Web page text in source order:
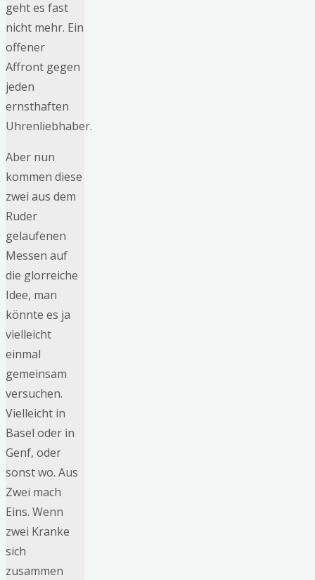
geht es fast
nicht mehr. Ein
offener
Affront gegen
jeden
ernsthaften
Uhrenliebhaber.
Aber nun
kommen diese
zwei aus dem
Ruder
gelaufenen
Messen auf
die glorreiche
Idee, man
könnte es ja
vielleicht
einmal
gemeinsam
versuchen.
Vielleicht in
Basel oder in
Genf, oder
sonst wo. Aus
Zwei mach
Eins. Wenn
zwei Kranke
sich
zusammen